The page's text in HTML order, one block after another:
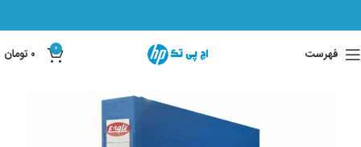
فهرست 0 ۰ تومان